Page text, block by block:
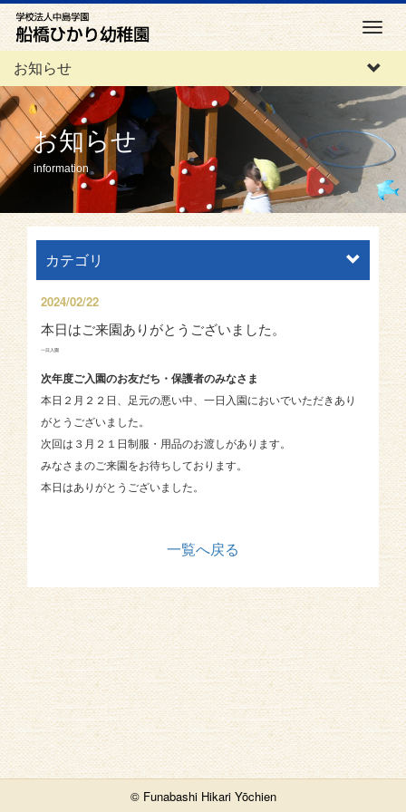
M
e
n
u
お知らせ
お知らせ
information
カテゴリ
2024/02/22
本日はご来園ありがとうございました。
一日入園
次年度ご入園のお友だち・保護者のみなさま
本日２月２２日、足元の悪い中、一日入園においでいただきあり
がとうございました。
次回は３月２１日制服・用品のお渡しがあります。
みなさまのご来園をお待ちしております。
本日はありがとうございました。
一覧へ戻る
© Funabashi Hikari Yōchien